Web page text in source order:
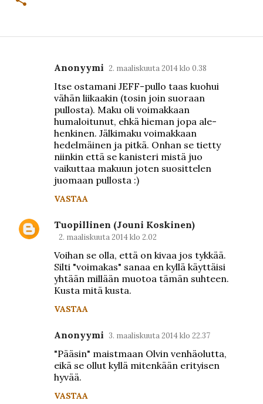
Anonyymi 2. maaliskuuta 2014 klo 0.38
Itse ostamani JEFF-pullo taas kuohui
vähän liikaakin (tosin join suoraan
pullosta). Maku oli voimakkaan
humaloitunut, ehkä hieman jopa ale-
henkinen. Jälkimaku voimakkaan
hedelmäinen ja pitkä. Onhan se tietty
niinkin että se kanisteri mistä juo
vaikuttaa makuun joten suosittelen
juomaan pullosta :)
VASTAA
Tuopillinen (Jouni Koskinen)
2. maaliskuuta 2014 klo 2.02
Voihan se olla, että on kivaa jos tykkää.
Silti "voimakas" sanaa en kyllä käyttäisi
yhtään millään muotoa tämän suhteen.
Kusta mitä kusta.
VASTAA
Anonyymi 3. maaliskuuta 2014 klo 22.37
"Pääsin" maistmaan Olvin venhäolutta,
eikä se ollut kyllä mitenkään erityisen
hyvää.
VASTAA